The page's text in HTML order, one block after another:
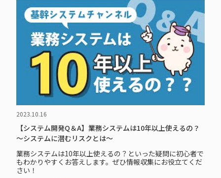
2023.10.16
【システム開発Q＆A】業務システムは10年以上使えるの？
～システムに潜むリスクとは～
業務システムは10年以上使えるの？といった疑問に初心者で
もわかりやすくお答えします。ぜひ情報収集にお役立てくだ
さい！